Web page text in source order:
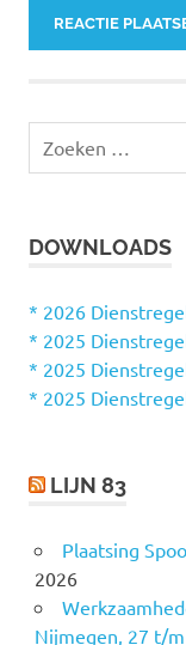
e
n
a
a
r
DOWNLOADS
* 2026
* 2025
* 2025
* 2025
LIJN 83
Plaatsing
2026
Nijmegen, 27 t/